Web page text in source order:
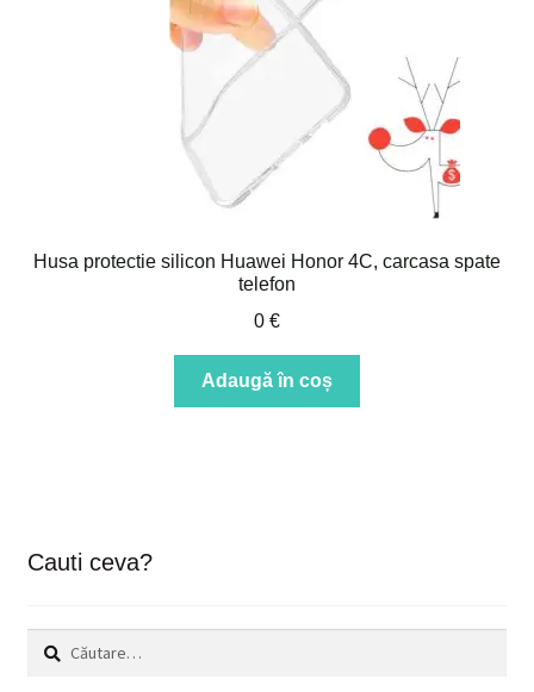
Husa protectie silicon Huawei Honor 4C, carcasa spate
telefon
0 €
Adaugă în coș
Cauti ceva?
Caută
după: